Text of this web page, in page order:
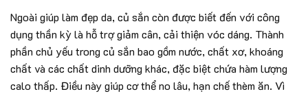
Ngoài giúp làm đẹp da, củ sắn còn được biết đến với công
dụng thần kỳ là hỗ trợ giảm cân, cải thiện vóc dáng. Thành
phần chủ yếu trong củ sắn bao gồm nước, chất xơ, khoáng
chất và các chất dinh dưỡng khác, đặc biệt chứa hàm lượng
calo thấp. Điều này giúp cơ thể no lâu, hạn chế thèm ăn. Vì